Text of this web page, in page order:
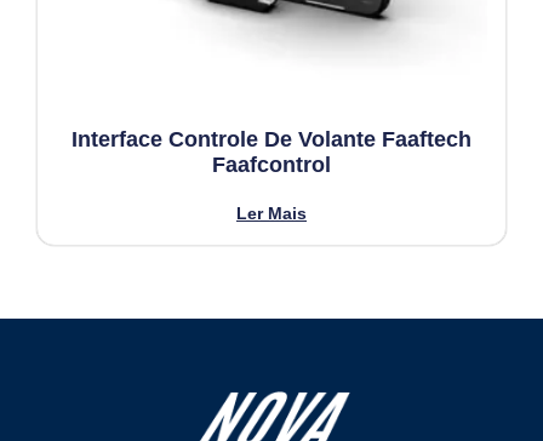
Interface Controle De Volante Faaftech
Faafcontrol
Ler Mais